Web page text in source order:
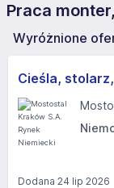
Praca
Wyróżnione
Dodana 24 lip 2026